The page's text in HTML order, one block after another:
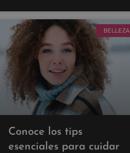
BELLEZA
Conoce los tips
esenciales para cuidar